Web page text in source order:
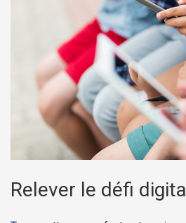
Relever le défi